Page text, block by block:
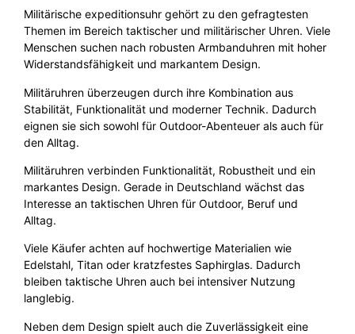
Militärische expeditionsuhr gehört zu den gefragtesten
Themen im Bereich taktischer und militärischer Uhren. Viele
Menschen suchen nach robusten Armbanduhren mit hoher
Widerstandsfähigkeit und markantem Design.
Militäruhren überzeugen durch ihre Kombination aus
Stabilität, Funktionalität und moderner Technik. Dadurch
eignen sie sich sowohl für Outdoor-Abenteuer als auch für
den Alltag.
Militäruhren verbinden Funktionalität, Robustheit und ein
markantes Design. Gerade in Deutschland wächst das
Interesse an taktischen Uhren für Outdoor, Beruf und
Alltag.
Viele Käufer achten auf hochwertige Materialien wie
Edelstahl, Titan oder kratzfestes Saphirglas. Dadurch
bleiben taktische Uhren auch bei intensiver Nutzung
langlebig.
Neben dem Design spielt auch die Zuverlässigkeit eine